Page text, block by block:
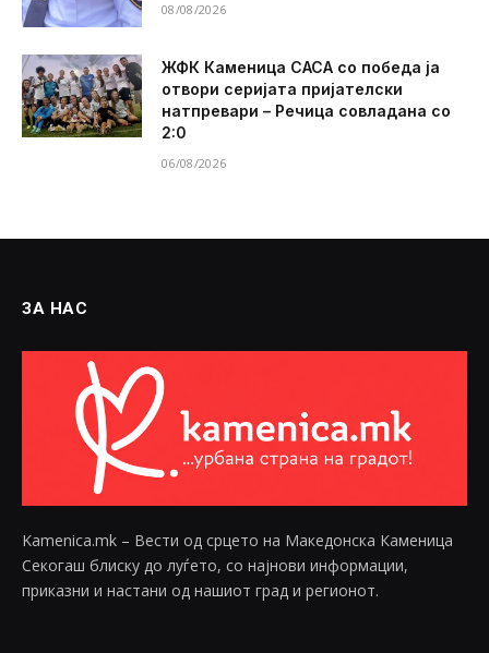
08/08/2026
ЖФК Каменица САСА со победа ја
отвори серијата пријателски
натпревари – Речица совладана со
2:0
06/08/2026
ЗА НАС
Kamenica.mk – Вести од срцето на Македонска Каменица
Секогаш блиску до луѓето, со најнови информации,
приказни и настани од нашиот град и регионот.